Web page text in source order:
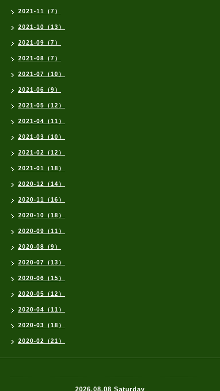
2021-11（7）
2021-10（13）
2021-09（7）
2021-08（7）
2021-07（10）
2021-06（9）
2021-05（12）
2021-04（11）
2021-03（10）
2021-02（12）
2021-01（18）
2020-12（14）
2020-11（16）
2020-10（18）
2020-09（11）
2020-08（9）
2020-07（13）
2020-06（15）
2020-05（12）
2020-04（11）
2020-03（18）
2020-02（21）
2026.08.08 Saturday